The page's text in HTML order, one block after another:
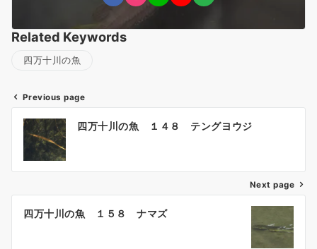
Related Keywords
四万十川の魚
投
稿
ビ
シ
Previous page
四万十川の魚 １４８ テングヨウジ
Next page
四万十川の魚 １５８ ナマズ